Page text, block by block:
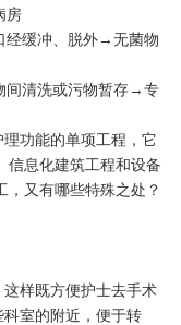
房
经缓冲、脱外→无菌物
间清洗或污物暂存→专
功能的单项工程，它
信息化建筑工程和设备
，又有哪些特殊之处？
样既方便护士去手术
室的附近，便于转